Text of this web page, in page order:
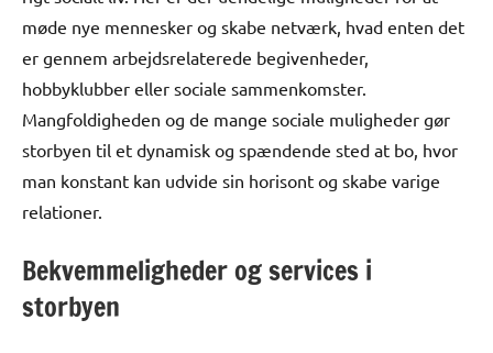
møde nye mennesker og skabe netværk, hvad enten det
er gennem arbejdsrelaterede begivenheder,
hobbyklubber eller sociale sammenkomster.
Mangfoldigheden og de mange sociale muligheder gør
storbyen til et dynamisk og spændende sted at bo, hvor
man konstant kan udvide sin horisont og skabe varige
relationer.
Bekvemmeligheder og services i
storbyen